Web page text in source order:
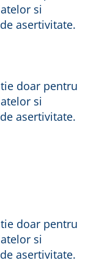
si
asertivitate.
doar pentru
si
asertivitate.
doar pentru
si
asertivitate.